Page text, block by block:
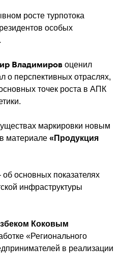
росте турпотока
особых
Владимиров
о перспективных отраслях,
точек роста в АПК
маркировки новым
материале «Продукция
основных показателях
инфраструктуры
Коковым
«Регионального
в реализации